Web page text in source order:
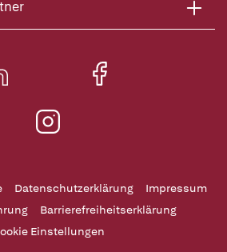
Datenschutzerklärung
Impressum
Barrierefreiheitserklärung
Einstellungen